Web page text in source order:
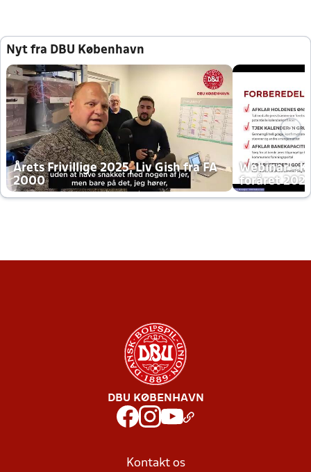
Nyt fra DBU København
Årets Frivillige 2025, Liv Gish fra FA
2000
Webinar -
foråret
DBU KØBENHAVN
Kontakt os